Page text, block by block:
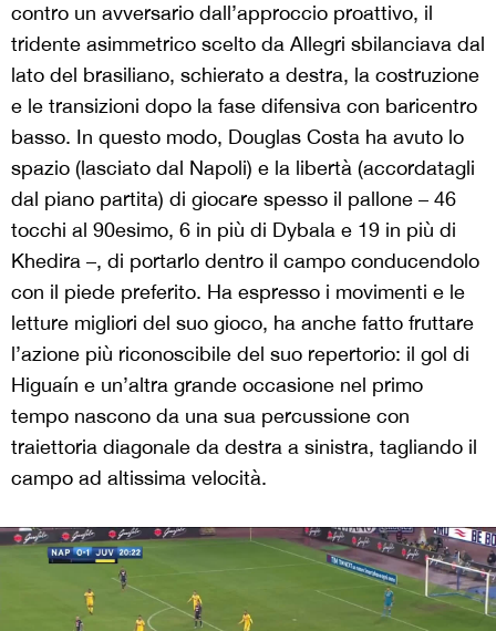
contro un avversario dall’approccio proattivo, il
tridente asimmetrico scelto da Allegri sbilanciava dal
lato del brasiliano, schierato a destra, la costruzione
e le transizioni dopo la fase difensiva con baricentro
basso. In questo modo, Douglas Costa ha avuto lo
spazio (lasciato dal Napoli) e la libertà (accordatagli
dal piano partita) di giocare spesso il pallone – 46
tocchi al 90esimo, 6 in più di Dybala e 19 in più di
Khedira –, di portarlo dentro il campo conducendolo
con il piede preferito. Ha espresso i movimenti e le
letture migliori del suo gioco, ha anche fatto fruttare
l’azione più riconoscibile del suo repertorio: il gol di
Higuaín e un’altra grande occasione nel primo
tempo nascono da una sua percussione con
traiettoria diagonale da destra a sinistra, tagliando il
campo ad altissima velocità.